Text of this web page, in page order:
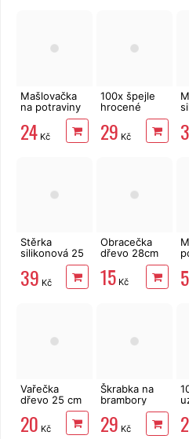
Mašlovačka
na potraviny
24 Kč
100x špejle
hrocené
29 Kč
Stěrka
silikonová 25
39 Kč
Obracečka
dřevo 28cm
15Kč
Vařečka
dřevo 25 cm
20 Kč
Škrabka na
brambory
UH/nerez
pravá
29 Kč